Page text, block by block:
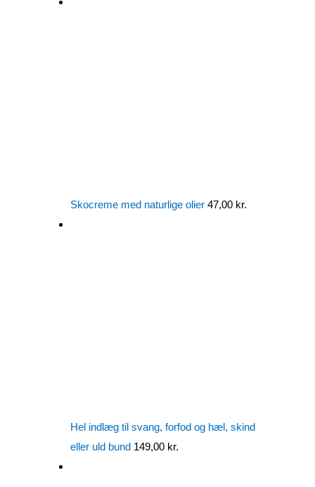
Skocreme med naturlige olier 47,00 kr.
Hel indlæg til svang, forfod og hæl, skind
eller uld bund 149,00 kr.